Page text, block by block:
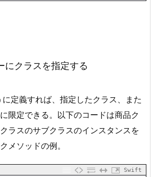
にクラスを指定する
に定義すれば、指定したクラス、また
限定できる。以下のコードは商品ク
ラスのサブクラスのインスタンスを
メソッドの例。
Swift